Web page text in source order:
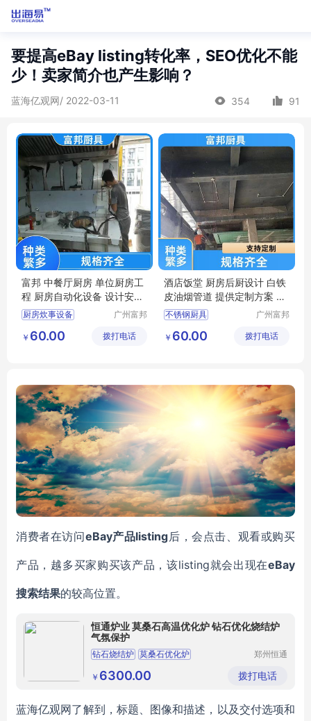
要提高eBay listing转化率，SEO优化不能
少！卖家简介也产生影响？
蓝海亿观网/ 2022-03-11 354 91
富邦 中餐厅厨房 单位厨房工
程 厨房自动化设备 设计安装
施工
厨房炊事设备
厨房设备配套
广州富邦
工程有限
￥ 60.00 拨打电话
酒店饭堂 厨房后厨设计 白铁
皮油烟管道 提供定制方案 富
邦
不锈钢厨具
学校厨房工程
广州富邦
工程有限
￥ 60.00 拨打电话
消费者在访问eBay产品listing后 ，会点击、观看或购买
产品，越多买家购买该产品，该listing就会出现在eBay
搜索结果的较高位置。
恒通炉业 莫桑石高温优化炉 钻石优化烧结炉
气氛保护
钻石烧结炉 莫桑石优化炉
钻石高温烧结炉
郑州恒通
公司
￥ 6300.00 拨打电话
蓝海亿观网了解到， 标题、图像和描述，以及交付选项和